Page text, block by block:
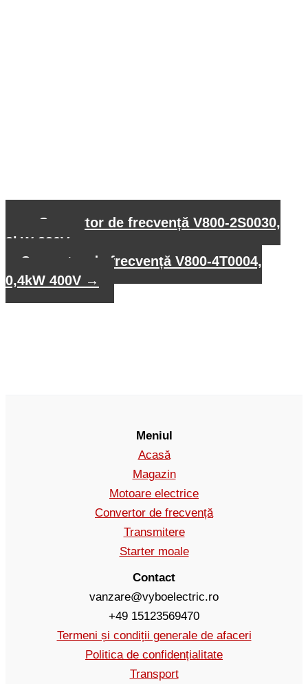
Convertor de frecvență V800-2S0030,
3kW 230V
Convertor de frecvență V800-4T0004,
0,4kW 400V →
Meniul
Acasă
Magazin
Motoare electrice
Convertor de frecvență
Transmitere
Starter moale
Contact
vanzare@vyboelectric.ro
+49 15123569470
Termeni și condiții generale de afaceri
Politica de confidențialitate
Transport